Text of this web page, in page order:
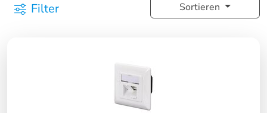
Filter Sortieren